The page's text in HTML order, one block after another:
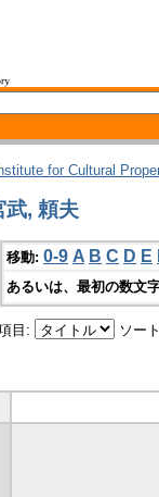
for Cultural
武, 頼夫
移動: 0-9 A B C D E
あるいは、最初の数文
目: ソー